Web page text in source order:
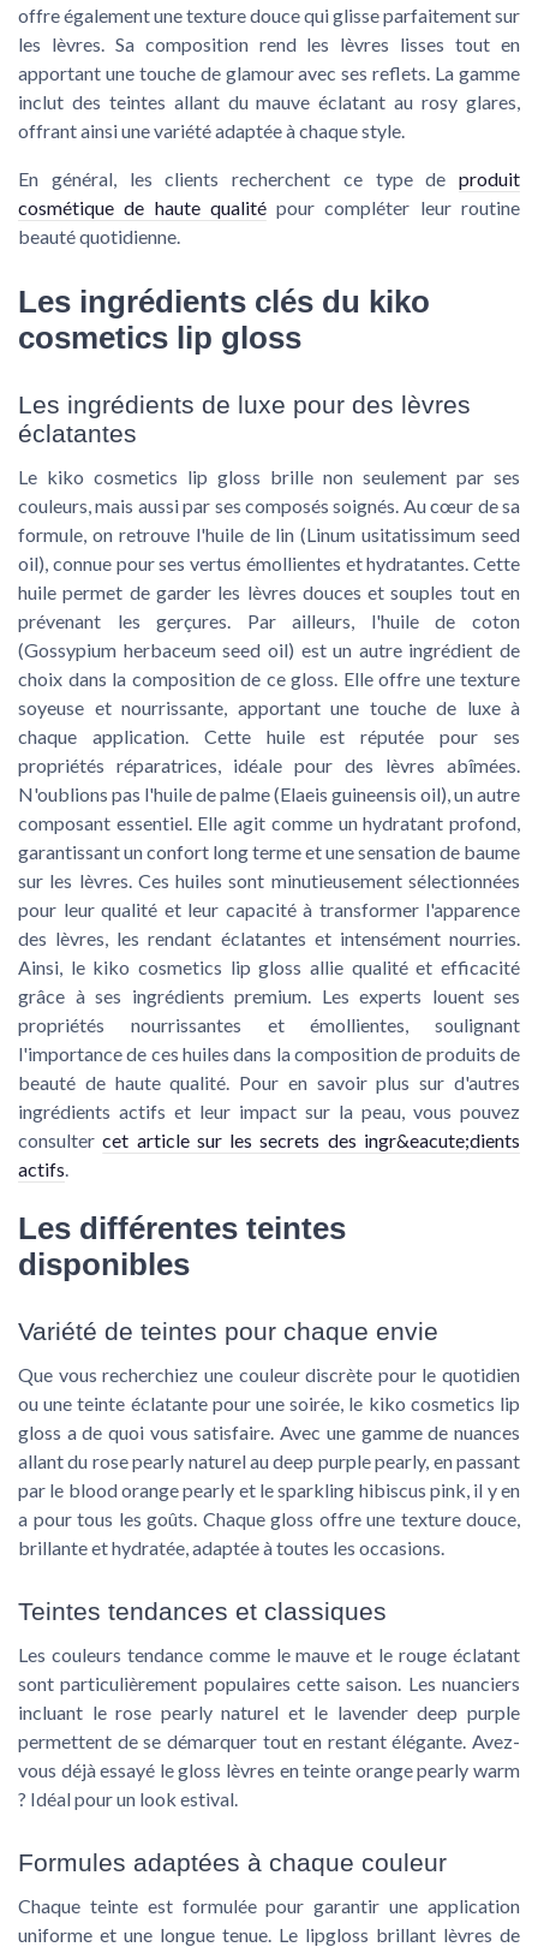
offre également une texture douce qui glisse parfaitement sur
les lèvres. Sa composition rend les lèvres lisses tout en
apportant une touche de glamour avec ses reflets. La gamme
inclut des teintes allant du mauve éclatant aurosy glares,
offrant ainsi une variété adaptée à chaque style.
En général, les clients recherchent ce type de produit
cosmétique de haute qualitépour compléter leur routine
beauté quotidienne.
Les ingrédients clés du kiko
cosmetics lip gloss
Les ingrédients de luxe pour des lèvres
éclatantes
Le kiko cosmetics lip gloss brille non seulement par ses
couleurs, mais aussi par ses composés soignés. Au cœur de sa
formule, on retrouve l'huile de lin (Linum usitatissimum seed
oil), connue pour ses vertus émollientes et hydratantes. Cette
huile permet de garder les lèvres douces et souples tout en
prévenant les gerçures. Par ailleurs, l'huile de coton
(Gossypium herbaceum seed oil) est un autre ingrédient de
choix dans la composition de ce gloss. Elle offre une texture
soyeuse et nourrissante, apportant une touche de luxe à
chaque application. Cette huile est réputée pour ses
propriétés réparatrices, idéale pour des lèvres abîmées.
N'oublions pas l'huile de palme (Elaeis guineensis oil), un autre
composant essentiel. Elle agit comme un hydratant profond,
garantissant un confort long terme et une sensation de baume
sur les lèvres. Ces huiles sont minutieusement sélectionnées
pour leur qualité et leur capacité à transformer l'apparence
des lèvres, les rendant éclatantes et intensément nourries.
Ainsi, le kiko cosmetics lip gloss allie qualité et efficacité
grâce à ses ingrédients premium. Les experts louent ses
propriétés nourrissantes et émollientes, soulignant
l'importance de ces huiles dans la composition de produits de
beauté de haute qualité. Pour en savoir plus sur d'autres
ingrédients actifs et leur impact sur la peau, vous pouvez
consultercet article sur les secrets des ingr&eacute;dients
actifs
Les différentes teintes
disponibles
Variété de teintes pour chaque envie
Que vous recherchiez une couleur discrète pour le quotidien
ou une teinte éclatante pour une soirée, le kiko cosmetics lip
gloss a de quoi vous satisfaire. Avec une gamme de nuances
allant du rose pearly naturel au deep purple pearly, en passant
par le blood orange pearly et le sparkling hibiscus pink, il y en
a pour tous les goûts. Chaque gloss offre une texture douce,
brillante et hydratée, adaptée à toutes les occasions.
Teintes tendances et classiques
Les couleurs tendance comme le mauve et le rouge éclatant
sont particulièrement populaires cette saison. Les nuanciers
incluant le rose pearly naturel et le lavender deep purple
permettent de se démarquer tout en restant élégante. Avez-
vous déjà essayé le gloss lèvres en teinte orange pearly warm
? Idéal pour un look estival.
Formules adaptées à chaque couleur
Chaque teinte est formulée pour garantir une application
uniforme et une longue tenue. Le lipgloss brillant lèvres de